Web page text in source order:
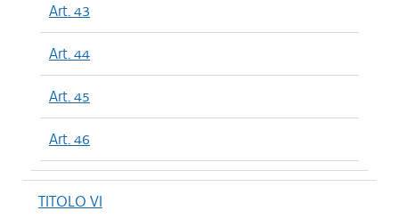
Art. 43
Art. 44
Art. 45
Art. 46
TITOLO VI